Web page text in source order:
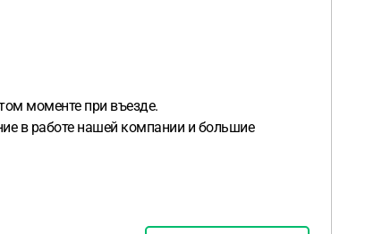
моменте при въезде.
в работе нашей компании и большие